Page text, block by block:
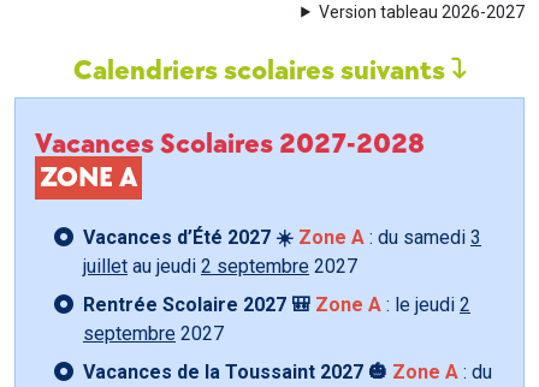
Version tableau 2026-2027
Calendriers scolaires suivants
Vacances Scolaires 2027-2028
ZONE A
Vacances d’Été 2027 ☀️ Zone A : du samedi 3
juillet au jeudi 2 septembre 2027
Rentrée Scolaire 2027 🎒 Zone A : le jeudi 2
septembre 2027
Vacances de la Toussaint 2027 🎃 Zone A : du